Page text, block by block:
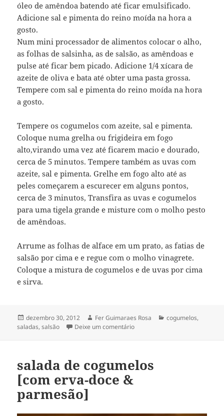
óleo de amêndoa batendo até ficar emulsificado.
Adicione sal e pimenta do reino moída na hora a
gosto.
Num mini processador de alimentos colocar o alho,
as folhas de salsinha, as de salsão, as amêndoas e
pulse até ficar bem picado. Adicione 1/4 xícara de
azeite de oliva e bata até obter uma pasta grossa.
Tempere com sal e pimenta do reino moída na hora
a gosto.
Tempere os cogumelos com azeite, sal e pimenta.
Coloque numa grelha ou frigideira em fogo
alto,virando uma vez até ficarem macio e dourado,
cerca de 5 minutos. Tempere também as uvas com
azeite, sal e pimenta. Grelhe em fogo alto até as
peles começarem a escurecer em alguns pontos,
cerca de 3 minutos, Transfira as uvas e cogumelos
para uma tigela grande e misture com o molho pesto
de amêndoas.
Arrume as folhas de alface em um prato, as fatias de
salsão por cima e e regue com o molho vinagrete.
Coloque a mistura de cogumelos e de uvas por cima
e sirva.
Publicado
em
dezembro 30, 2012 Autor
Fer Guimaraes Rosa Categorias
cogumelos,
saladas,salsão Deixe um comentárioem salada de salsão, uva e
salada de cogumelos
[com erva-doce &
parmesão]